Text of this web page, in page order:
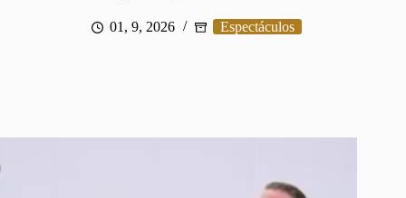
01, 9, 2026 Espectáculos